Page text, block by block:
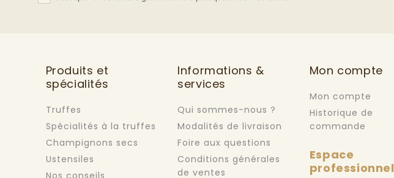
Produits et
spécialités
Truffes
Spécialités à la truffes
Champignons secs
Ustensiles
Nos conseils
Informations &
services
Qui sommes-nous ?
Modalités de livraison
Foire aux questions
Conditions générales
de ventes
Mon compte
Mon compte
Historique de
commande
Espace
professionnel